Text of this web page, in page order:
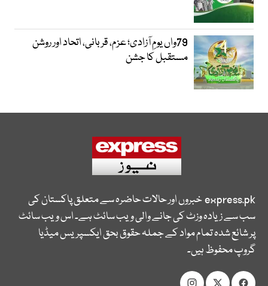
79واں یومِ آزادی؛ عزم، قربانی، اتحاد اور روشن
مستقبل کا جشن
express.pkخبروں اور حالات حاضرہ سے متعلق پاکستان کی
سب سے زیادہ وزٹ کی جانے والی ویب سائٹ ہے۔ اس ویب سائٹ
پر شائع شدہ تمام مواد کے جملہ حقوق بحق ایکسپریس میڈیا
گروپ محفوظ ہیں۔